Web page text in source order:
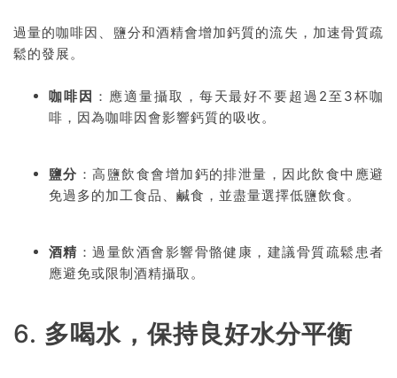
過量的咖啡因、鹽分和酒精會增加鈣質的流失，加速骨質疏
鬆的發展。
咖啡因 ：應適量攝取，每天最好不要超過2至3杯咖
啡，因為咖啡因會影響鈣質的吸收。
鹽分 ：高鹽飲食會增加鈣的排泄量，因此飲食中應避
免過多的加工食品、鹹食，並盡量選擇低鹽飲食。
酒精 ：過量飲酒會影響骨骼健康，建議骨質疏鬆患者
應避免或限制酒精攝取。
6. 多喝水，保持良好水分平衡